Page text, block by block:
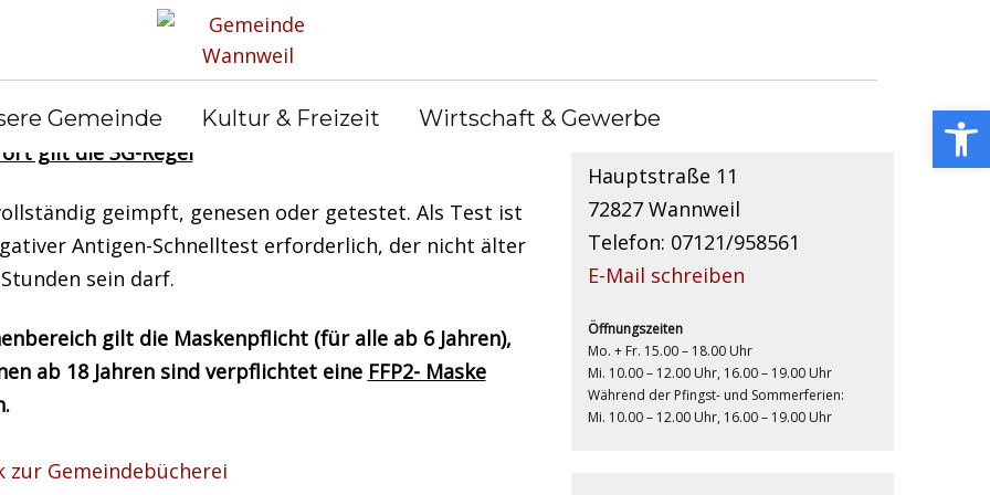
Gemeinde Kultur & Freizeit Wirtschaft & Gewerbe
gilt die 3G-Regel
geimpft, genesen oder getestet. Als Test ist
Antigen-Schnelltest erforderlich, der nicht älter
sein darf.
gilt die Maskenpflicht (für alle ab 6 Jahren),
ab 18 Jahren sind verpflichtet eine FFP2- Maske
zur Gemeindebücherei
Hauptstraße 11
72827 Wannweil
Telefon: 07121/958561
E-Mail schreiben
Öffnungszeiten
Mo. + Fr. 15.00 – 18.00 Uhr
Mi. 10.00 – 12.00 Uhr, 16.00 – 19.00 Uhr
Während der Pfingst- und Sommerferien:
Mi. 10.00 – 12.00 Uhr, 16.00 – 19.00 Uhr
Open toolbar